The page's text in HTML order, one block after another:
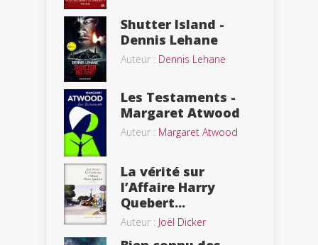
Shutter Island -
Dennis Lehane
Auteur : Dennis Lehane
Les Testaments -
Margaret Atwood
Auteur : Margaret Atwood
La vérité sur
l’Affaire Harry
Quebert...
Auteur : Joël Dicker